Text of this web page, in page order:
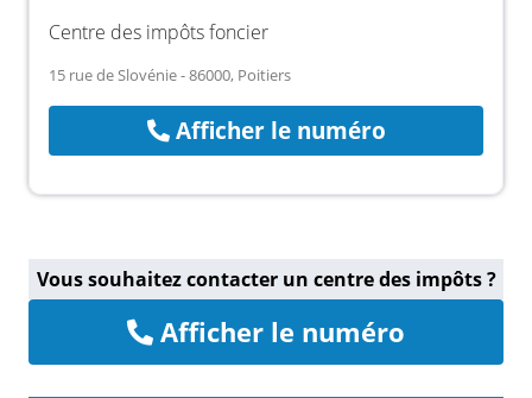
Centre des impôts foncier
15 rue de Slovénie - 86000, Poitiers
Afficher le numéro
Vous souhaitez contacter un centre des impôts ?
Afficher le numéro